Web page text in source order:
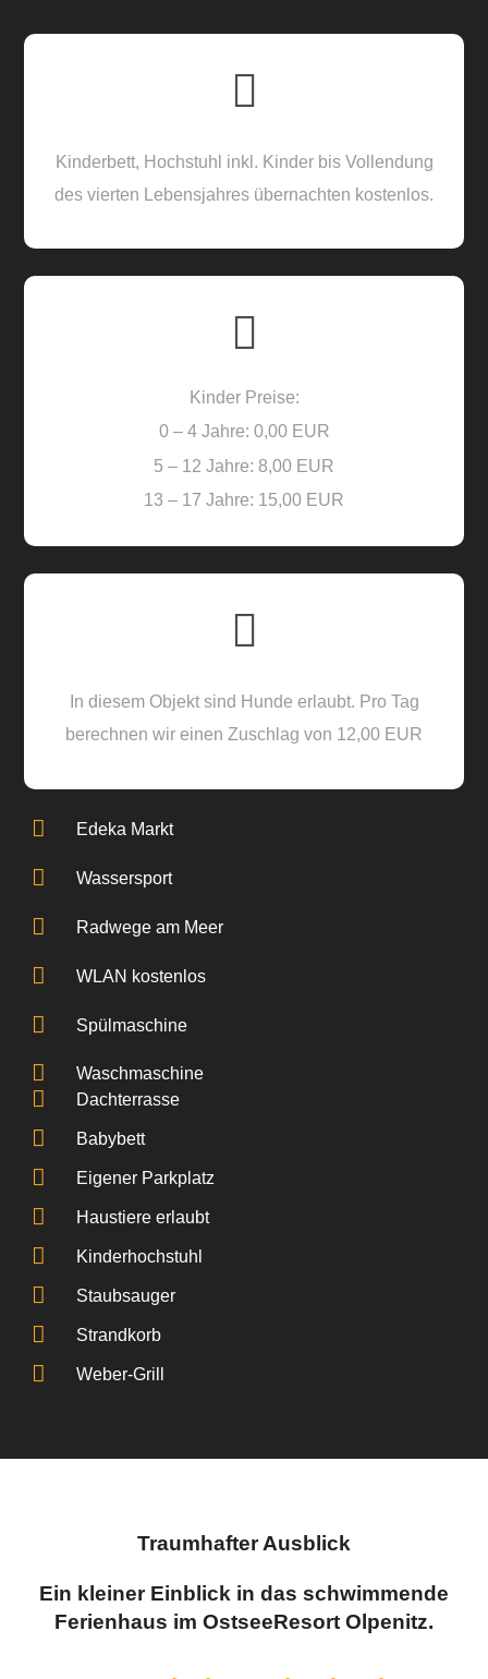
Kinderbett, Hochstuhl inkl. Kinder bis Vollendung
des vierten Lebensjahres übernachten kostenlos.
Kinder Preise:
0 – 4 Jahre: 0,00 EUR
5 – 12 Jahre: 8,00 EUR
13 – 17 Jahre: 15,00 EUR
In diesem Objekt sind Hunde erlaubt. Pro Tag
berechnen wir einen Zuschlag von 12,00 EUR
Edeka Markt
Wassersport
Radwege am Meer
WLAN kostenlos
Spülmaschine
Waschmaschine
Dachterrasse
Babybett
Eigener Parkplatz
Haustiere erlaubt
Kinderhochstuhl
Staubsauger
Strandkorb
Weber-Grill
Traumhafter Ausblick
Ein kleiner Einblick in das schwimmende
Ferienhaus im OstseeResort Olpenitz.